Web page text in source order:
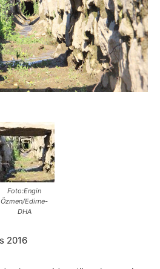
Foto:Engin
Özmen/Edirne-
DHA
2016